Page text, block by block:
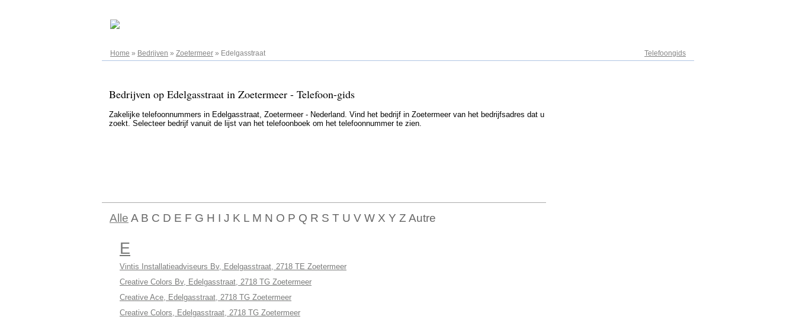
Telefoongids
Home » Bedrijven » Zoetermeer » Edelgasstraat
Bedrijven op Edelgasstraat in Zoetermeer - Telefoon-gids
Zakelijke telefoonnummers in Edelgasstraat, Zoetermeer - Nederland. Vind het bedrijf in Zoetermeer van het bedrijfsadres dat u
zoekt. Selecteer bedrijf vanuit de lijst van het telefoonboek om het telefoonnummer te zien.
Alle A B C D E F G H I J K L M N O P Q R S T U V W X Y Z Autre
E
Vintis Installatieadviseurs Bv, Edelgasstraat, 2718 TE Zoetermeer
Creative Colors Bv, Edelgasstraat, 2718 TG Zoetermeer
Creative Ace, Edelgasstraat, 2718 TG Zoetermeer
Creative Colors, Edelgasstraat, 2718 TG Zoetermeer